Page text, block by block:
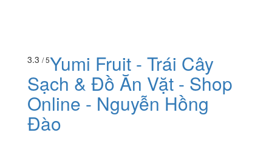
3.3 / 5Yumi Fruit - Trái Cây
Sạch & Đồ Ăn Vặt - Shop
Online - Nguyễn Hồng
Đào